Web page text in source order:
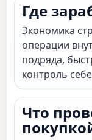
Где
Экономика
операции
подряда,
контроль
Что